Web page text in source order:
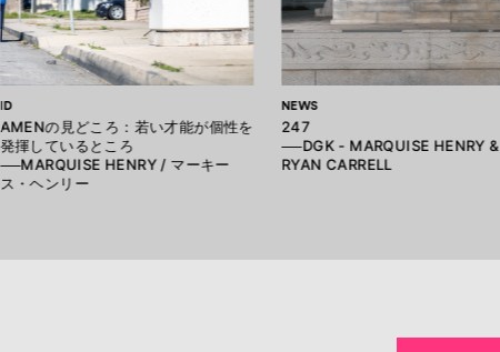
ID
AMENの見どころ：若い才能が個性を
発揮しているところ
──MARQUISE HENRY / マーキー
ス・ヘンリー
NEWS
247
──DGK - MARQUISE HENRY &
RYAN CARRELL